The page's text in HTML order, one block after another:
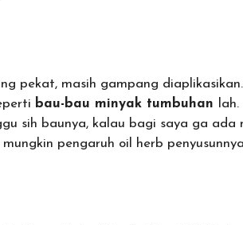
pekat, masih gampang
bau-bau minyak tumbuhan
sih baunya, kalau bagi saya ga ada
pengaruh oil herb